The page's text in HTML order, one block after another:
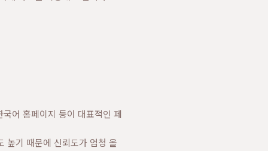
어 홈페이지 등이 대표적인 페
높기 때문에 신뢰도가 엄청 올